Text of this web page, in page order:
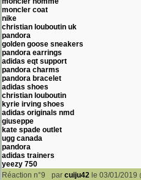
moncler coat
nike
christian louboutin uk
pandora
golden goose sneakers
pandora earrings
adidas eqt support
pandora charms
pandora bracelet
adidas shoes
christian louboutin
kyrie irving shoes
adidas originals nmd
giuseppe
kate spade outlet
ugg canada
pandora
adidas trainers
yeezy 750
Réaction n°9
par cuiju42 le 03/01/2019